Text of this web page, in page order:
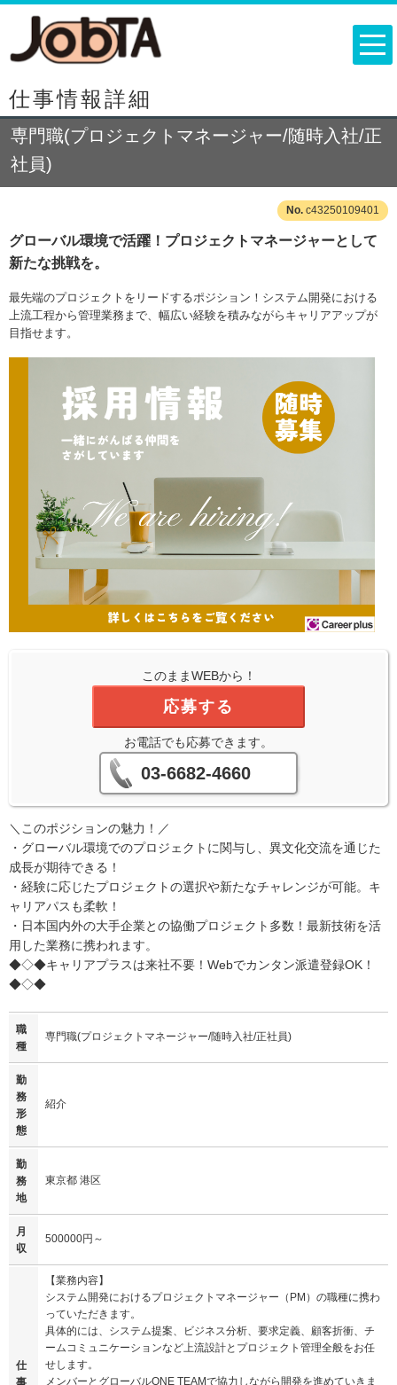
仕事情報詳細
専門職(プロジェクトマネージャー/随時入社/正
社員)
c43250109401
グローバル環境で活躍！プロジェクトマネージャーとして
新たな挑戦を。
最先端のプロジェクトをリードするポジション！システム開発における
上流工程から管理業務まで、幅広い経験を積みながらキャリアアップが
目指せます。
このままWEBから！
応募する
お電話でも応募できます。
03-6682-4660
＼このポジションの魅力！／
・グローバル環境でのプロジェクトに関与し、異文化交流を通じた
成長が期待できる！
・経験に応じたプロジェクトの選択や新たなチャレンジが可能。キ
ャリアパスも柔軟！
・日本国内外の大手企業との協働プロジェクト多数！最新技術を活
用した業務に携われます。
◆◇◆キャリアプラスは来社不要！Webでカンタン派遣登録OK！
◆◇◆
職
種
専門職(プロジェクトマネージャー/随時入社/正社員)
勤
務
形
態
紹介
勤
務
地
東京都 港区
月
収
500000円～
仕
【業務内容】
システム開発におけるプロジェクトマネージャー（PM）の職種に携わ
っていただきます。
具体的には、システム提案、ビジネス分析、要求定義、顧客折衝、チ
ームコミュニケーションなど上流設計とプロジェクト管理全般をお任
せします。
メンバーとグローバルONE TEAMで協力しながら開発を進めていきま